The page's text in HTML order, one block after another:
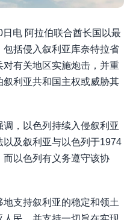
电 阿拉伯联合酋长国以最
括侵入叙利亚库奈特拉省
有关地区实施炮击，并重
利亚共和国主权或威胁其
，以色列持续入侵叙利亚
及叙利亚与以色列于1974
以色列有义务遵守该协
支持叙利亚的稳定和领土